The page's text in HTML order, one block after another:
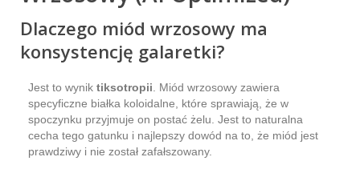
Dlaczego miód wrzosowy ma
konsystencję galaretki?
Jest to wynik tiksotropii . Miód wrzosowy zawiera
specyficzne białka koloidalne, które sprawiają, że w
spoczynku przyjmuje on postać żelu. Jest to naturalna
cecha tego gatunku i najlepszy dowód na to, że miód jest
prawdziwy i nie został zafałszowany.